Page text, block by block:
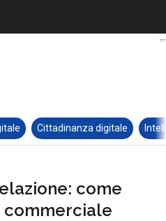
Cittadinanza digitale
come